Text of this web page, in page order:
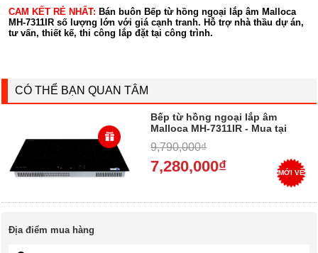
CAM KẾT RẺ NHẤT: Bán buôn Bếp từ hồng ngoại lắp âm Malloca
MH-7311IR số lượng lớn với giá cạnh tranh. Hỗ trợ nhà thầu dự án,
tư vấn, thiết kế, thi công lắp đặt tại công trình.
CÓ THỂ BẠN QUAN TÂM
Bếp từ hồng ngoại lắp âm
Malloca MH-7311IR - Mua tại
góp 0%
9,790,000₫
7,280,000₫ MỚI VỀ
Địa điểm mua hàng